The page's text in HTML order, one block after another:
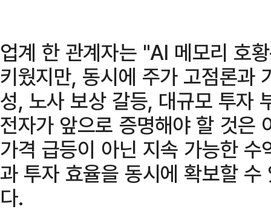
업계 한 관계자는 "AI 메모리 호
키웠지만, 동시에 주가 고점론과
성, 노사 보상 갈등, 대규모 투자
전자가 앞으로 증명해야 할 것은
가격 급등이 아닌 지속 가능한
과 투자 효율을 동시에 확보할
다.